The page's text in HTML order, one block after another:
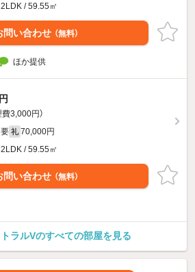
/ 59.55㎡
問い合わせ （無料）
ほか提供
費3,000円）
礼 70,000円
/ 59.55㎡
問い合わせ （無料）
ラルVのすべての部屋を見る